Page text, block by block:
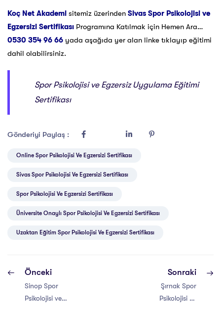
Koç Net Akademi sitemiz üzerinden Sivas Spor Psikolojisi ve
Egzersizi Sertifikası Programına Katılmak için Hemen Ara…
0530 354 96 66 yada aşağıda yer alan linke tıklayıp eğitimi
dahil olabilirsiniz.
Spor Psikolojisi ve Egzersiz Uygulama Eğitimi
Sertifikası
Gönderiyi Paylaş :
Online Spor Psikolojisi Ve Egzersizi Sertifikası
Sivas Spor Psikolojisi Ve Egzersizi Sertifikası
Spor Psikolojisi Ve Egzersizi Sertifikası
Üniversite Onaylı Spor Psikolojisi Ve Egzersizi Sertifikası
Uzaktan Eğitim Spor Psikolojisi Ve Egzersizi Sertifikası
Önceki
Sinop Spor
Psikolojisi ve
Sonraki
Şırnak Spor
Psikolojisi ve